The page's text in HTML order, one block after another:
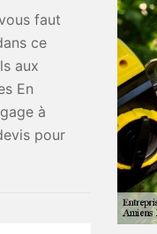
faut
ce
aux
En
à
pour